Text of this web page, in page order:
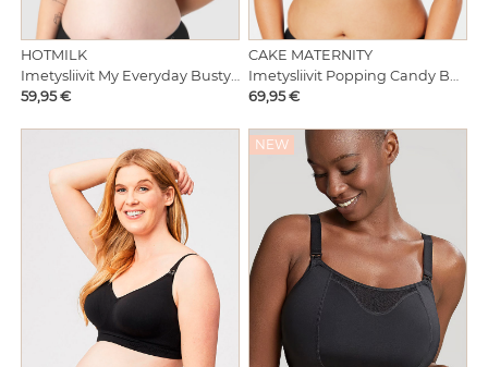
HOTMILK
Hinta
59,95 €
CAKE MATERNITY
Hinta
69,95 €
NEW